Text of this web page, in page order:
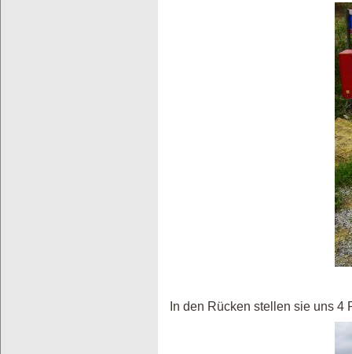
In den Rücken stellen sie uns 4